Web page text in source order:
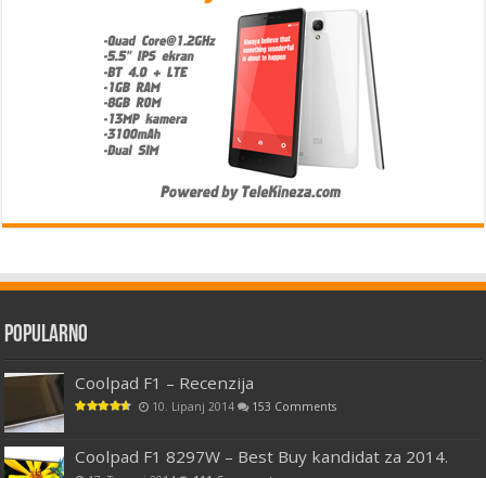
Popularno
Coolpad F1 – Recenzija
10. Lipanj 2014 153 Comments
Coolpad F1 8297W – Best Buy kandidat za 2014.